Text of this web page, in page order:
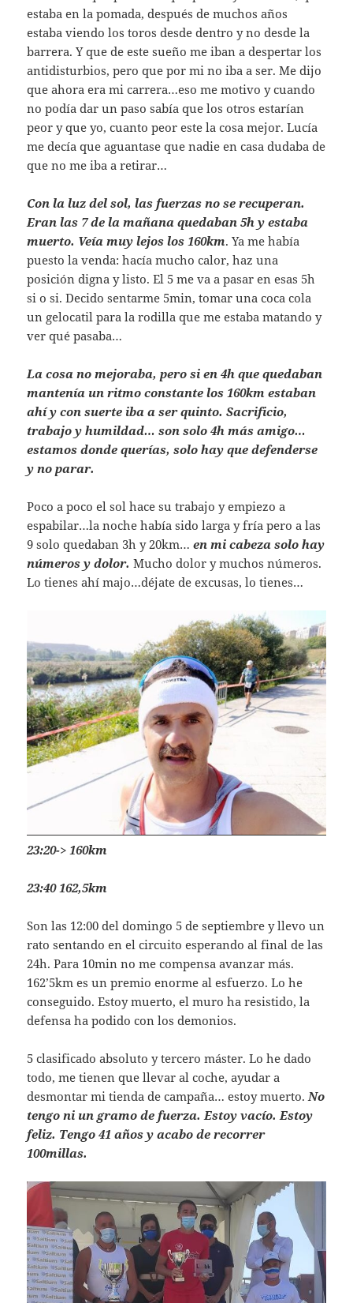
estaba en la pomada, después de muchos años
estaba viendo los toros desde dentro y no desde la
barrera. Y que de este sueño me iban a despertar los
antidisturbios, pero que por mi no iba a ser. Me dijo
que ahora era mi carrera…eso me motivo y cuando
no podía dar un paso sabía que los otros estarían
peor y que yo, cuanto peor este la cosa mejor. Lucía
me decía que aguantase que nadie en casa dudaba de
que no me iba a retirar…
Con la luz del sol, las fuerzas no se recuperan.
Eran las 7 de la mañana quedaban 5h y estaba
muerto. Veía muy lejos los 160km. Ya me había
puesto la venda: hacía mucho calor, haz una
posición digna y listo. El 5 me va a pasar en esas 5h
si o si. Decido sentarme 5min, tomar una coca cola
un gelocatil para la rodilla que me estaba matando y
ver qué pasaba…
La cosa no mejoraba, pero si en 4h que quedaban
mantenía un ritmo constante los 160km estaban
ahí y con suerte iba a ser quinto. Sacrificio,
trabajo y humildad… son solo 4h más amigo…
estamos donde querías, solo hay que defenderse
y no parar.
Poco a poco el sol hace su trabajo y empiezo a
espabilar…la noche había sido larga y fría pero a las
9 solo quedaban 3h y 20km…en mi cabeza solo hay
números y dolor. Mucho dolor y muchos números.
Lo tienes ahí majo…déjate de excusas, lo tienes…
23:20-> 160km
23:40 162,5km
Son las 12:00 del domingo 5 de septiembre y llevo un
rato sentando en el circuito esperando al final de las
24h. Para 10min no me compensa avanzar más.
162’5km es un premio enorme al esfuerzo. Lo he
conseguido. Estoy muerto, el muro ha resistido, la
defensa ha podido con los demonios.
5 clasificado absoluto y tercero máster. Lo he dado
todo, me tienen que llevar al coche, ayudar a
desmontar mi tienda de campaña… estoy muerto. No
tengo ni un gramo de fuerza. Estoy vacío. Estoy
feliz. Tengo 41 años y acabo de recorrer
100millas.